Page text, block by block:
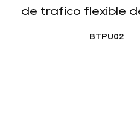
de tráfico flexible
BTPU02